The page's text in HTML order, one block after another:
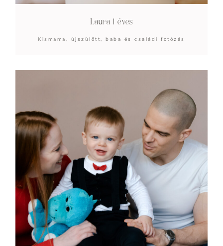
Laura 1 éves
Kismama, újszülött, baba és családi fotózás